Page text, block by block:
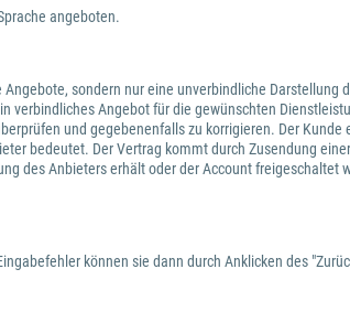
angeboten.
sondern nur eine unverbindliche
verbindliches Angebot für die gewünschten
und gegebenenfalls zu korrigieren. Der
bedeutet. Der Vertrag kommt durch Zusendung
des Anbieters erhält oder der Account
können sie dann durch Anklicken des